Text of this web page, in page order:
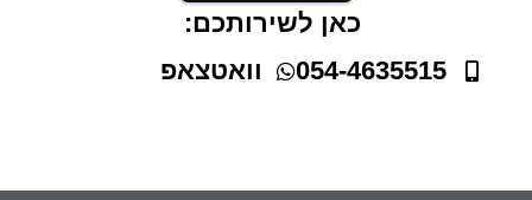
כאן לשירותכם:
054-4635515
וואטצאפ